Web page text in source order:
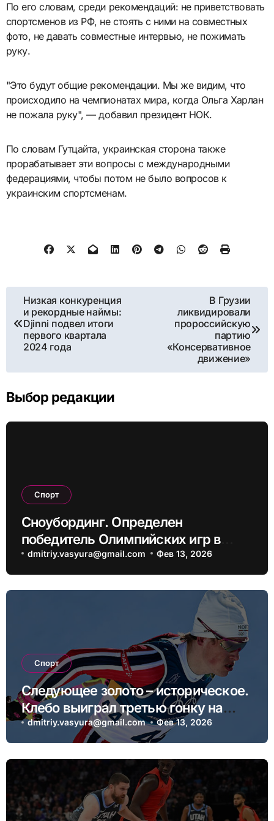
По его словам, среди рекомендаций: не приветствовать
спортсменов из РФ, не стоять с ними на совместных
фото, не давать совместные интервью, не пожимать
руку.
"Это будут общие рекомендации. Мы же видим, что
происходило на чемпионатах мира, когда Ольга Харлан
не пожала руку", — добавил президент НОК.
По словам Гутцайта, украинская сторона также
прорабатывает эти вопросы с международными
федерациями, чтобы потом не было вопросов к
украинским спортсменам.
Навигация
по
записям
Низкая конкуренция
и рекордные наймы:
Djinni подвел итоги
первого квартала
2024 года
В Грузии
ликвидировали
пророссийскую
партию
«Консервативное
движение»
Выбор редакции
Спорт
Сноубординг. Определен
победитель Олимпийских игр в
дисциплине хафпайп
dmitriy.vasyura@gmail.com Фев 13, 2026
Спорт
Следующее золото – историческое.
Клебо выиграл третью гонку на
ОИ-2026
dmitriy.vasyura@gmail.com Фев 13, 2026